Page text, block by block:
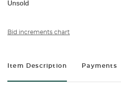
Unsold
Bid increments chart
Item Description Payments